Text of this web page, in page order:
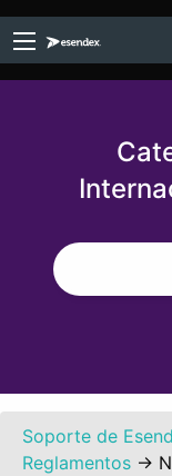
Soporte de
Reglamentos →